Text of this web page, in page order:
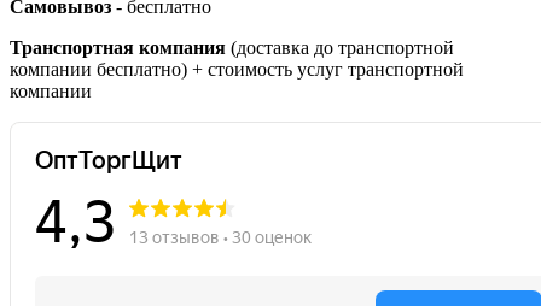
Самовывоз - бесплатно
Транспортная компания (доставка до транспортной
компании бесплатно) + стоимость услуг транспортной
компании